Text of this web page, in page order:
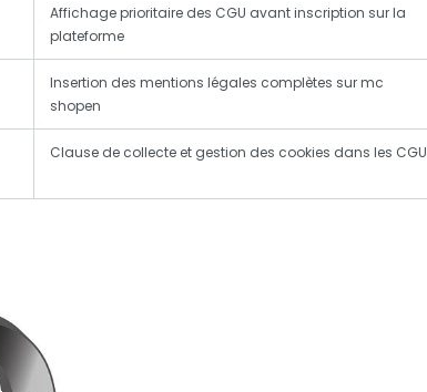
Affichage prioritaire des CGU avant inscription sur la
plateforme
Insertion des mentions légales complètes sur mc
shopen
Clause de collecte et gestion des cookies dans les CGU